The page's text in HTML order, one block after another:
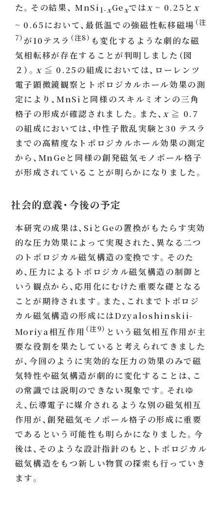
た。その結果、 MnSi 1- xGe xでは x~ 0.25と x
~ 0.65において、最低温での強磁性転移磁場 （注
7） が10テスラ （注8） も変化するような劇的な磁
気相転移が存在することが判明しました（図
２）。 x≦ 0.25の組成においては、ローレンツ
電子顕微鏡観察とトポロジカルホール効果の測
定により、MnSiと同様のスキルミオンの三角
格子の形成が確認されました。また、x≧ 0.7
の組成においては、中性子散乱実験と30 テスラ
までの高精度なトポロジカルホール効果の測定
から、MnGeと同様の創発磁気モノポール格子
が形成されていることが明らかになりました。
社会的意義・今後の予定
本研究の成果は、SiとGeの置換がもたらす実効
的な圧力効果によって実現された、異なる二つ
のトポロジカル磁気構造の変換です。そのた
め、圧力によるトポロジカル磁気構造の制御と
いう観点から、応用化にむけた重要な礎となる
ことが期待されます。また、これまでトポロジ
カル磁気構造の形成にはDzyaloshinskii-
Moriya相互作用 （注9） という磁気相互作用が主
要な役割を果たしていると考えられてきました
が、今回のように実効的な圧力の効果のみで磁
気特性や磁気構造が劇的に変化することは、こ
の常識では説明のできない現象です。それゆ
え、伝導電子に媒介されるような別の磁気相互
作用が、創発磁気モノポール格子の形成に重要
であるという可能性も明らかになりました。今
後は、そのような設計指針のもと、トポロジカル
磁気構造をもつ新しい物質の探索も行っていき
ます。